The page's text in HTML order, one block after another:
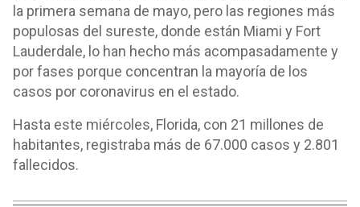
la primera semana de mayo, pero las regiones más
populosas del sureste, donde están Miami y Fort
Lauderdale, lo han hecho más acompasadamente y
por fases porque concentran la mayoría de los
casos por coronavirus en el estado.
Hasta este miércoles, Florida, con 21 millones de
habitantes, registraba más de 67.000 casos y 2.801
fallecidos.